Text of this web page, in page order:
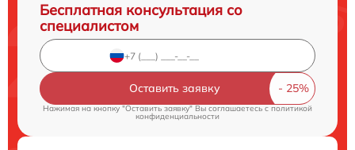
Бесплатная консультация со
специалистом
Оставить заявку
Нажимая на кнопку "Оставить заявку" Вы соглашаетесь c политикой
конфиденциальности